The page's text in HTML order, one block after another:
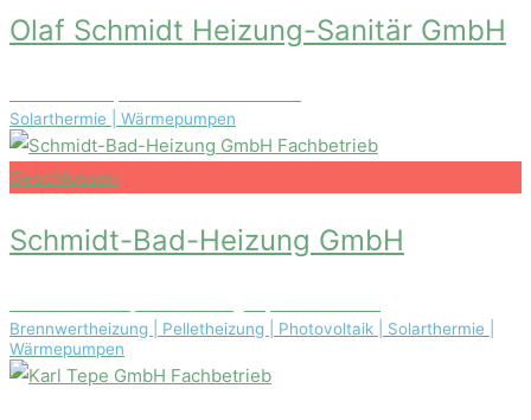
Olaf Schmidt Heizung-Sanitär GmbH
Solarthermie | Wärmepumpen
Fachbetrieb
Geschlossen
Schmidt-Bad-Heizung GmbH
Brennwertheizung | Pelletheizung | Photovoltaik | Solarthermie |
Wärmepumpen
Fachbetrieb